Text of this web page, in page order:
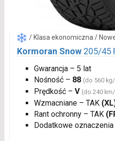
/ Klasa ekonomiczna /
Kormoran Snow 205/45
Gwarancja – 5 lat
Nośność – 88 (do 560
Prędkość – V (do 240
Wzmacniane – TAK
Rant ochronny – TAK
Dodatkowe